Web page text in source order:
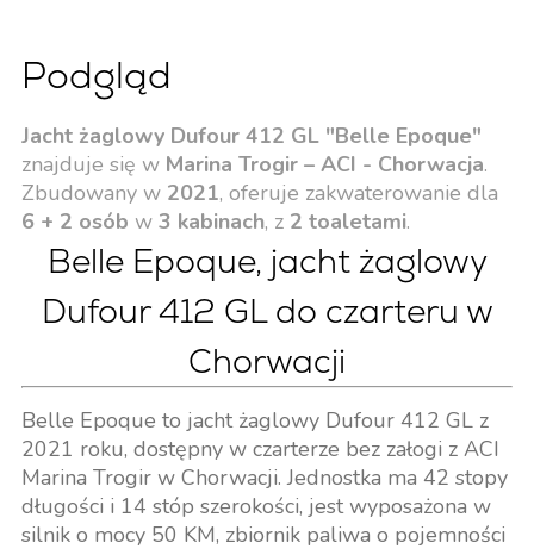
Podgląd
Jacht żaglowy Dufour 412 GL "Belle Epoque"
znajduje się w Marina Trogir – ACI - Chorwacja.
Zbudowany w 2021, oferuje zakwaterowanie dla
6 + 2 osób w 3 kabinach, z 2 toaletami.
Belle Epoque, jacht żaglowy
Dufour 412 GL do czarteru w
Chorwacji
Belle Epoque to jacht żaglowy Dufour 412 GL z
2021 roku, dostępny w czarterze bez załogi z ACI
Marina Trogir w Chorwacji. Jednostka ma 42 stopy
długości i 14 stóp szerokości, jest wyposażona w
silnik o mocy 50 KM, zbiornik paliwa o pojemności